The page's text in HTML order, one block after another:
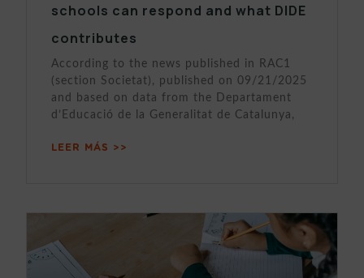
schools can respond and what DIDE
contributes
According to the news published in RAC1
(section Societat), published on 09/21/2025
and based on data from the Departament
d’Educació de la Generalitat de Catalunya,
LEER MÁS >>